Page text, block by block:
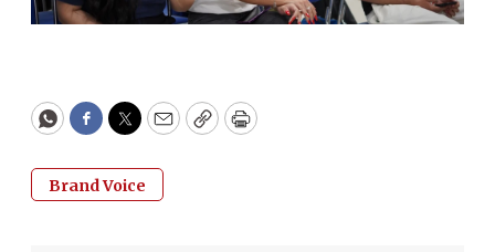
WhatsApp
Facebook
Twitter
EmailCopyPrint
Brand Voice